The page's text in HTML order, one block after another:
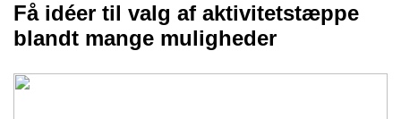
Få idéer til valg af aktivitetstæppe
blandt mange muligheder